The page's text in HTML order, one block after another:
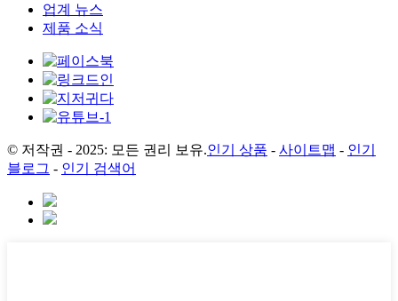
업계 뉴스
제품 소식
© 저작권 - 2025: 모든 권리 보유.인기 상품 - 사이트맵 - 인기
블로그 - 인기 검색어